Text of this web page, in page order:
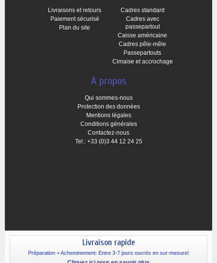
Livraisons et retours
Paiement sécurisé
Plan du site
Cadres standard
Cadres avec
passepartout
Caisse américaine
Cadres pêle-mêle
Passepartouts
Cimaise et accrochage
A propos
Qui sommes-nous
Protection des données
Mentions légales
Conditions générales
Contactez-nous
Tel.: +33 (0)3 44 12 24 25
Livraison rapide
Préparation + Acheminement: Entre 3-7 jours ouvrés en sur-mesure!